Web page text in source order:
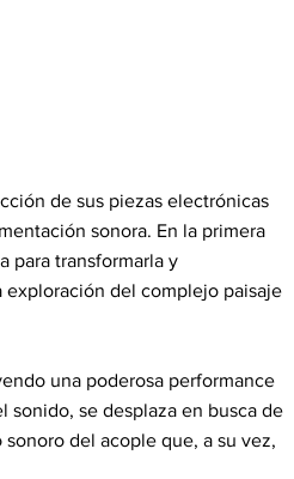
de sus piezas electrónicas
sonora. En la primera
para transformarla y
exploración del complejo paisaje
una poderosa performance
sonido, se desplaza en busca de
del acople que, a su vez,